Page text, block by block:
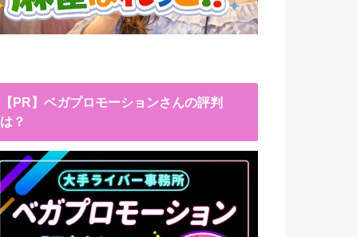
【PR】ベガプロモーションさんの評判
は？